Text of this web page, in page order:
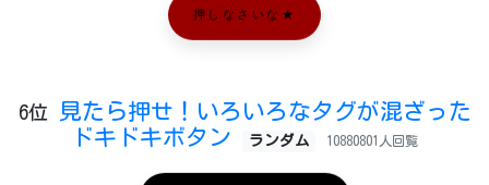
押しなさいな★
6位
見たら押せ！いろいろなタグが混ざった
ドキドキボタン
ランダム 10880801人回覧